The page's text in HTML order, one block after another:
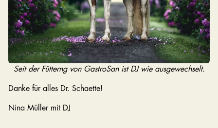
Seit der Fütterng von GastroSan ist DJ wie ausgewechselt.
Danke für alles Dr. Schaette!
Nina Müller mit DJ